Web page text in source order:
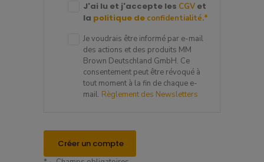
J'ai lu et j'accepte les CGVet
la politique de confidentialité.*
Je voudrais être informé par e-mail
des actions et des produits MM
Brown Deutschland GmbH. Ce
consentement peut être révoqué à
tout moment à la fin de chaque e-
mail. Règlement des Newsletters
Créer un compte